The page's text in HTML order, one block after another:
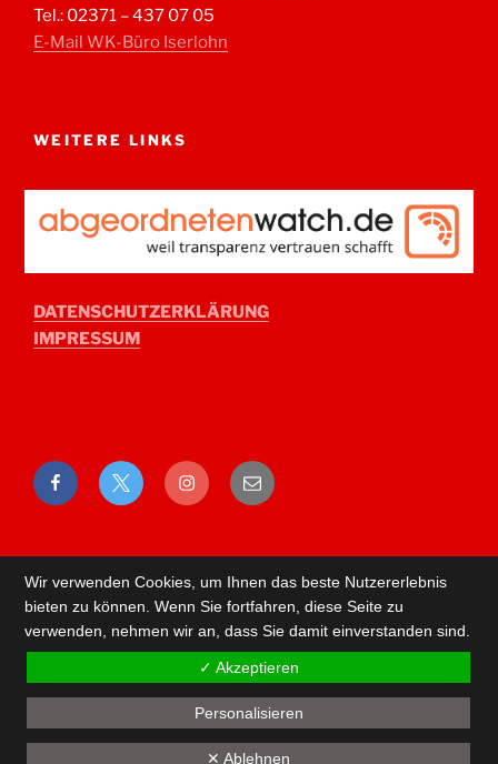
Tel.: 02371 – 437 07 05
E-Mail WK-Büro Iserlohn
WEITERE LINKS
DATENSCHUTZERKLÄRUNG
IMPRESSUM
FacebookTwitter Instagram
E-
Mail
Wir verwenden Cookies, um Ihnen das beste Nutzererlebnis
bieten zu können. Wenn Sie fortfahren, diese Seite zu
verwenden, nehmen wir an, dass Sie damit einverstanden sind.
✓ Akzeptieren
Personalisieren
✕ Ablehnen